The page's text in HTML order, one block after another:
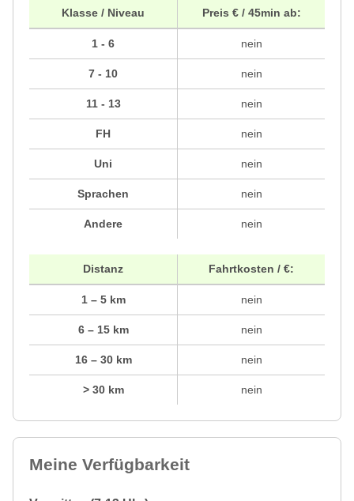
Klasse / Niveau
1 - 6
7 - 10
11 - 13
FH
Uni
Sprachen
Andere
Preis € / 45min ab:
nein
nein
nein
nein
nein
nein
nein
Distanz
1 – 5 km
6 – 15 km
16 – 30 km
> 30 km
Fahrtkosten / €:
nein
nein
nein
nein
Meine Verfügbarkeit